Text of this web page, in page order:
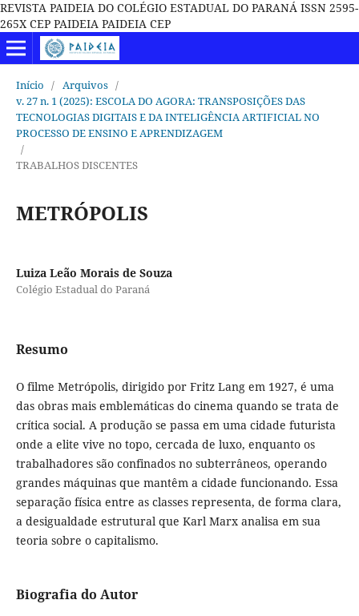
REVISTA PAIDEIA DO COLÉGIO ESTADUAL DO PARANÁ ISSN 2595-
265X CEP PAIDEIA PAIDEIA CEP
Início / Arquivos /
v. 27 n. 1 (2025): ESCOLA DO AGORA: TRANSPOSIÇÕES DAS
TECNOLOGIAS DIGITAIS E DA INTELIGÊNCIA ARTIFICIAL NO
PROCESSO DE ENSINO E APRENDIZAGEM
/
TRABALHOS DISCENTES
METRÓPOLIS
Luiza Leão Morais de Souza
Colégio Estadual do Paraná
Resumo
O filme Metrópolis, dirigido por Fritz Lang em 1927, é uma
das obras mais emblemáticas do cinema quando se trata de
crítica social. A produção se passa em uma cidade futurista
onde a elite vive no topo, cercada de luxo, enquanto os
trabalhadores são confinados no subterrâneos, operando
grandes máquinas que mantêm a cidade funcionando. Essa
separação física entre as classes representa, de forma clara,
a desigualdade estrutural que Karl Marx analisa em sua
teoria sobre o capitalismo.
Biografia do Autor